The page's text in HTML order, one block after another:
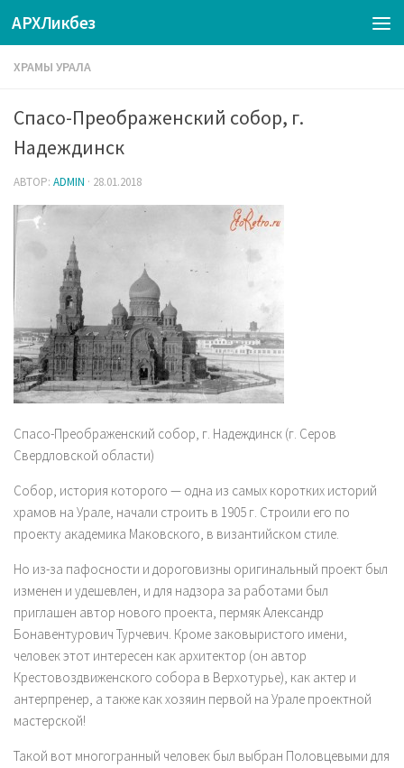
АРХЛикбез
ХРАМЫ УРАЛА
Спасо-Преображенский собор, г.
Надеждинск
АВТОР: ADMIN · 28.01.2018
Спасо-Преображенский собор, г. Надеждинск (г. Серов
Свердловской области)
Собор, история которого — одна из самых коротких историй
храмов на Урале, начали строить в 1905 г. Строили его по
проекту академика Маковского, в византийском стиле.
Но из-за пафосности и дороговизны оригинальный проект был
изменен и удешевлен, и для надзора за работами был
приглашен автор нового проекта, пермяк Александр
Бонавентурович Турчевич. Кроме заковыристого имени,
человек этот интересен как архитектор (он автор
Крестовоздвиженского собора в Верхотурье), как актер и
антерпренер, а также как хозяин первой на Урале проектной
мастерской!
Такой вот многогранный человек был выбран Половцевыми для